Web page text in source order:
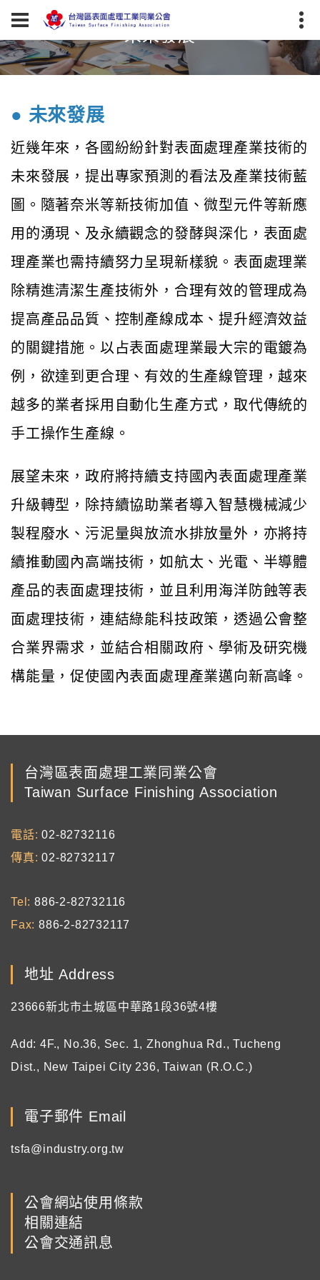
未來發展
● 未來發展
近幾年來，各國紛紛針對表面處理產業技術的
未來發展，提出專家預測的看法及產業技術藍
圖。隨著奈米等新技術加值、微型元件等新應
用的湧現、及永續觀念的發酵與深化，表面處
理產業也需持續努力呈現新樣貌。表面處理業
除精進清潔生產技術外，合理有效的管理成為
提高產品品質、控制產線成本、提升經濟效益
的關鍵措施。以占表面處理業最大宗的電鍍為
例，欲達到更合理、有效的生產線管理，越來
越多的業者採用自動化生產方式，取代傳統的
手工操作生產線。
展望未來，政府將持續支持國內表面處理產業
升級轉型，除持續協助業者導入智慧機械減少
製程廢水、污泥量與放流水排放量外，亦將持
續推動國內高端技術，如航太、光電、半導體
產品的表面處理技術，並且利用海洋防蝕等表
面處理技術，連結綠能科技政策，透過公會整
合業界需求，並結合相關政府、學術及研究機
構能量，促使國內表面處理產業邁向新高峰。
台灣區表面處理工業同業公會
Taiwan Surface Finishing Association
電話
02-82732116
傳真
02-82732117
Tel
886-2-82732116
Fax 886-2-82732117
地址 Address
23666新北市土城區中華路1段36號4樓
Add: 4F., No.36, Sec. 1, Zhonghua Rd., Tucheng
Dist., New Taipei City 236, Taiwan (R.O.C.)
電子郵件 Email
tsfa@industry.org.tw
公會網站使用條款
相關連結
公會交通訊息